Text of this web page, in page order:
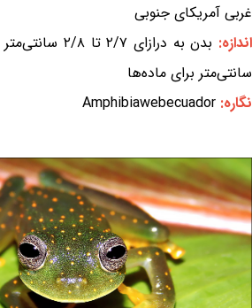
غربی آمریکای جنوبی
اندازه:
سانتی‌متر برای ماده‌ها
نگاره: Amphibiawebecuador